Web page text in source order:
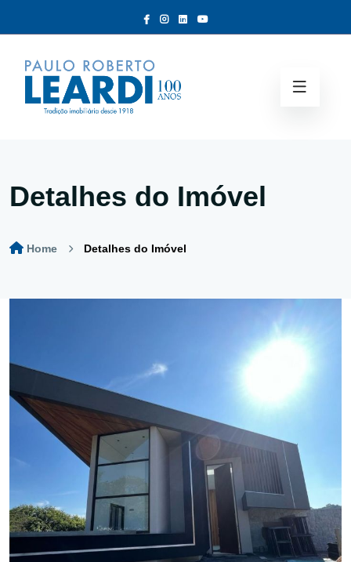
Detalhes do Imóvel
Home Detalhes do Imóvel